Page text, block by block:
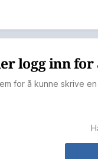
logg inn
for å kunne skrive en